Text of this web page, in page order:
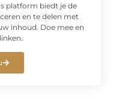
platform biedt je de
en te delen met
inhoud. Doe mee en